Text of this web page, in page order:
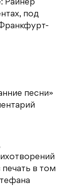
Райнер
под
песни»
печать в том